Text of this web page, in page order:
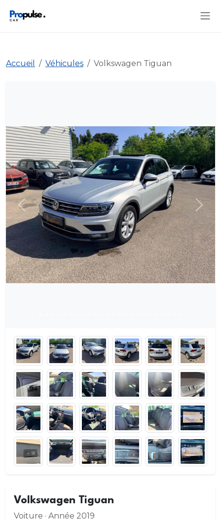
Accueil Véhicules Volkswagen Tiguan
Précédent
Volkswagen Tiguan
Voiture · Année 2019